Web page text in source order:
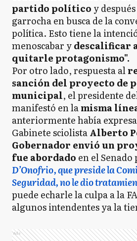
partido político y
garrocha en busca de la
política. Esto tiene la
menoscabar ydescalificar
quitarle protagonismo".
Por otro lado, respuesta al
sanción del proyecto de
municipal, el presidente
manifestó en lamisma
anteriormente había
Gabinete sciolistaAlberto
Gobernador envió un
fue abordado en el
D’Onofrio, que preside la
Seguridad, no le dio
puede echarle la culpa a la
algunos intendentes ya la
Ads